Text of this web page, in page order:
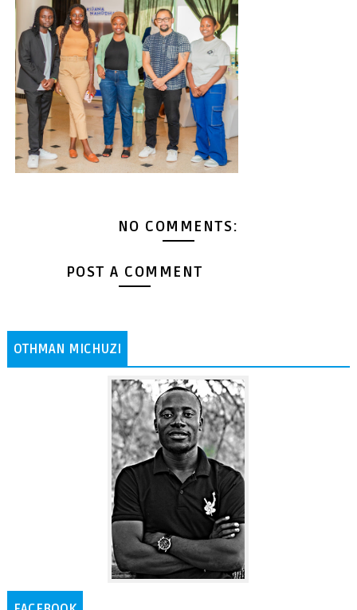
NO COMMENTS:
POST A COMMENT
OTHMAN MICHUZI